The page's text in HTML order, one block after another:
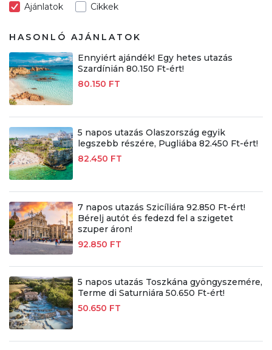
Ajánlatok Cikkek
HASONLÓ AJÁNLATOK
Ennyiért ajándék! Egy hetes utazás
Szardínián 80.150 Ft-ért!
80.150 FT
5 napos utazás Olaszország egyik
legszebb részére, Pugliába 82.450 Ft-ért!
82.450 FT
7 napos utazás Szicíliára 92.850 Ft-ért!
Bérelj autót és fedezd fel a szigetet
szuper áron!
92.850 FT
5 napos utazás Toszkána gyöngyszemére,
Terme di Saturniára 50.650 Ft-ért!
50.650 FT